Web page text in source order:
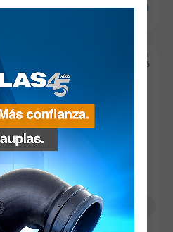
Fecha de Incorporación
23/06/2026